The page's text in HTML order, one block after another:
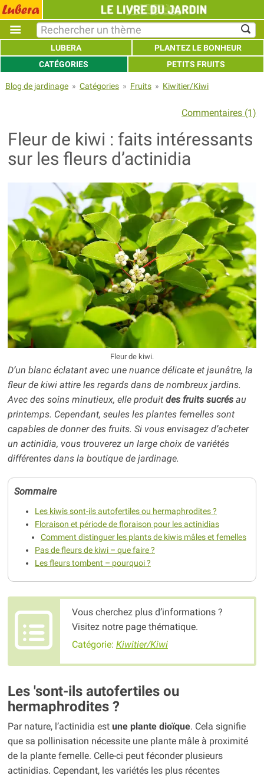
LUBERA
PLANTEZ LE BONHEUR
CATÉGORIES
PETITS FRUITS
Blog de jardinage» Catégories» Fruits» Kiwitier/Kiwi
Commentaires (1)
Fleur de kiwi : faits intéressants
sur les fleurs d’actinidia
Fleur de kiwi.
D’un blanc éclatant avec une nuance délicate et jaunâtre, la
fleur de kiwi attire les regards dans de nombreux jardins.
Avec des soins minutieux, elle produitdes fruits sucrésau
printemps. Cependant, seules les plantes femelles sont
capables de donner des fruits. Si vous envisagez d’acheter
un actinidia, vous trouverez un large choix de variétés
différentes dans la boutique de jardinage.
Sommaire
Les kiwis sont-ils autofertiles ou hermaphrodites ?
Floraison et période de floraison pour les actinidias
Comment distinguer les plants de kiwis mâles et femelles
Pas de fleurs de kiwi – que faire ?
Les fleurs tombent – pourquoi ?
Vous cherchez plus d’informations ?
Visitez notre page thématique.
Catégorie: Kiwitier/Kiwi
Les 'sont-ils autofertiles ou
hermaphrodites ?
Par nature, l’actinidia est une plante dioïque. Cela signifie
que sa pollinisation nécessite une plante mâle à proximité
de la plante femelle. Celle-ci peut féconder plusieurs
actinidias. Cependant, les variétés les plus récentes